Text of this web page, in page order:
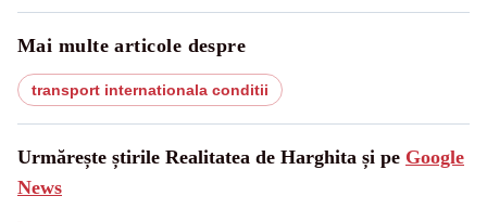
Mai multe articole despre
transport internationala conditii
Urmărește știrile Realitatea de Harghita și pe Google
News